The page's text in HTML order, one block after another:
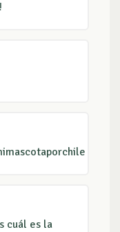
cuál es la